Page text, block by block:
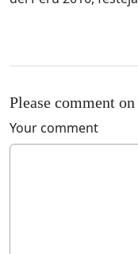
Please comment
Your comment